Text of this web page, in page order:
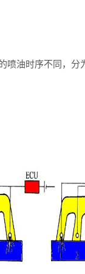
喷油时序不同，分